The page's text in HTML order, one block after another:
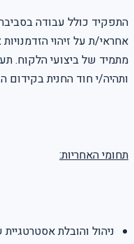
התפקיד כולל עבודה
אחראי/ת על זיהוי
מתמיד של ביצועי הלקוח.
ותהיה/י חוד החנית בקידום
תחומי האחריות:
ניהול והובלת אסטרטגיית שיווק 360 מקיפה עבור